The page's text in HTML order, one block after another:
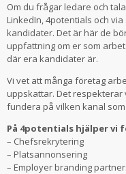
Om du frågar ledare och
LinkedIn, 4potentials och
kandidater. Det är här de
uppfattning om er som
där era kandidater är.
Vi vet att många företag
uppskattar. Det respekterar
fundera på vilken kanal
På 4potentials hjälper vi
– Chefsrekrytering
– Platsannonsering
– Employer branding